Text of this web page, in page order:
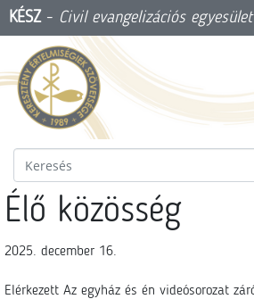
KÉSZ- Civil evangelizációs egyesület
Élő közösség
2025. december 16.
Elérkezett Az egyház és én videósorozat